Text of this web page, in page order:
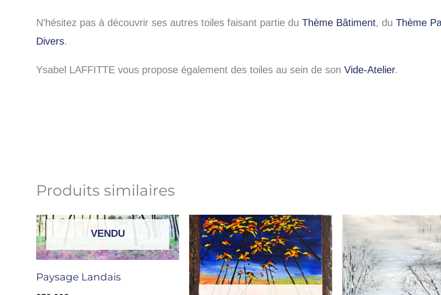
N’hésitez pas à découvrir ses autres toiles faisant partie du Thème Bâtiment, du Thème
Divers.
Ysabel LAFFITTE vous propose également des toiles au sein de son Vide-Atelier.
Produits similaires
VENDU
Paysage Landais
200,00€.
Le
prix
actuel
est :